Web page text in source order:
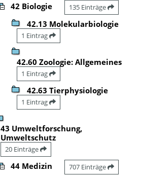
42 Biologie 135 Einträge
42.13 Molekularbiologie
1 Eintrag
42.60 Zoologie: Allgemeines
1 Eintrag
42.63 Tierphysiologie
1 Eintrag
43 Umweltforschung,
Umweltschutz
20 Einträge
44 Medizin 707 Einträge